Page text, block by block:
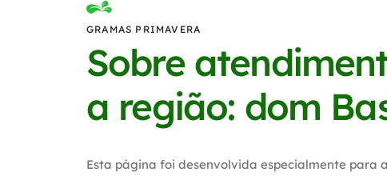
GRAMAS PRIMAVERA
Sobre
a região: dom
Esta página foi desenvolvida especialmente para